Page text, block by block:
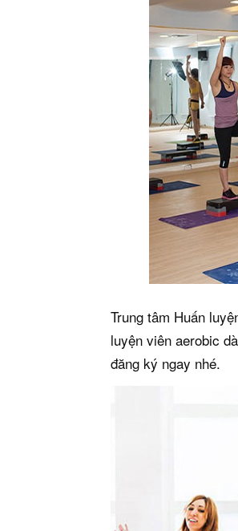
Trung tâm Huấn
luyện viên aerobic
đăng ký ngay nhé.